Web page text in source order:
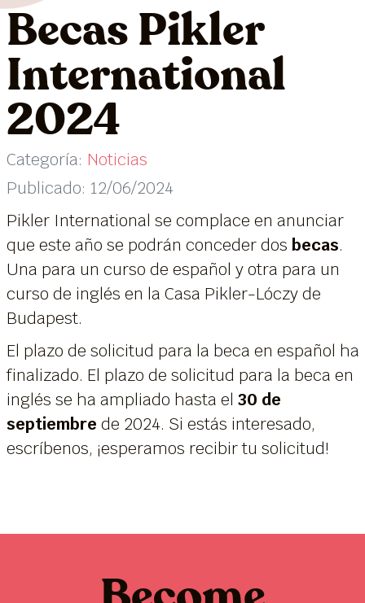
Becas Pikler
International
2024
Categoría: Noticias
Publicado: 12/06/2024
Pikler International se complace en anunciar
que este año se podrán conceder dos becas.
Una para un curso de español y otra para un
curso de inglés en la Casa Pikler-Lóczy de
Budapest.
El plazo de solicitud para la beca en español ha
finalizado. El plazo de solicitud para la beca en
inglés se ha ampliado hasta el 30 de
septiembre de 2024. Si estás interesado,
escríbenos, ¡esperamos recibir tu solicitud!